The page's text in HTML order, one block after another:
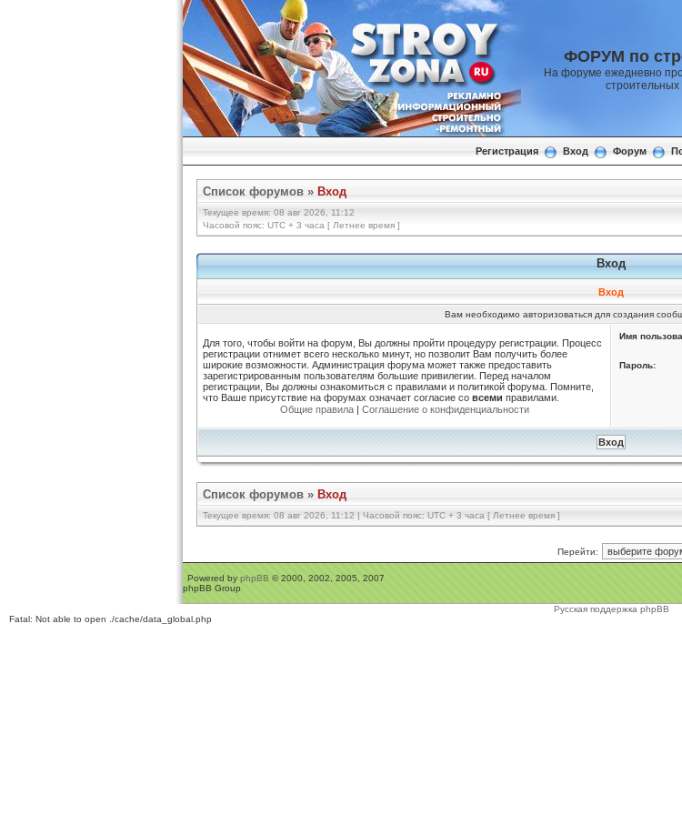
ФОРУМ по
На форуме ежедневно
строительных
Регистрация Вход Форум
Список форумов » Вход
Текущее время: 08 авг 2026, 11:12
Часовой пояс: UTC + 3 часа [ Летнее время ]
Вход
Вход
Вам необходимо авторизоваться для создания
Для того, чтобы войти на форум, Вы должны пройти процедуру регистрации. Процесс
регистрации отнимет всего несколько минут, но позволит Вам получить более
широкие возможности. Администрация форума может также предоставить
зарегистрированным пользователям большие привилегии. Перед началом
регистрации, Вы должны ознакомиться с правилами и политикой форума. Помните,
что Ваше присутствие на форумах означает согласие со всеми правилами.
Общие правила| Соглашение о конфиденциальности
Имя
Пароль:
Список форумов » Вход
Текущее время: 08 авг 2026, 11:12 | Часовой пояс: UTC + 3 часа [ Летнее время ]
Перейти:
Powered by phpBB © 2000, 2002, 2005, 2007
phpBB Group
Русская поддержка phpBB
Fatal: Not able to open ./cache/data_global.php